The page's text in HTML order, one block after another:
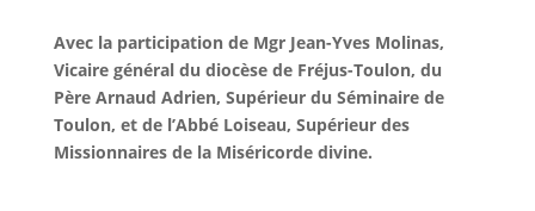
Avec la participation de Mgr Jean-Yves Molinas,
Vicaire général du diocèse de Fréjus-Toulon, du
Père Arnaud Adrien, Supérieur du Séminaire de
Toulon, et de l’Abbé Loiseau, Supérieur des
Missionnaires de la Miséricorde divine.